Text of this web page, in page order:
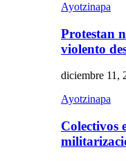
Ayotzinapa
Protestan
violento
diciembre 11,
Ayotzinapa
Colectivos